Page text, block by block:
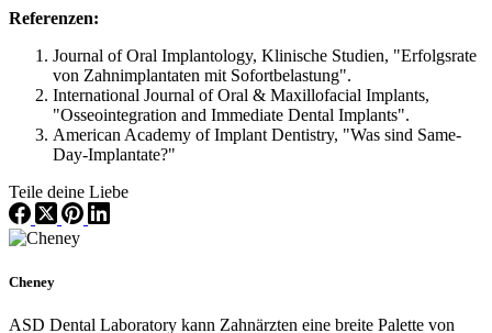
Referenzen:
Journal of Oral Implantology, Klinische Studien, "Erfolgsrate
von Zahnimplantaten mit Sofortbelastung".
International Journal of Oral & Maxillofacial Implants,
"Osseointegration and Immediate Dental Implants".
American Academy of Implant Dentistry, "Was sind Same-
Day-Implantate?"
Teile deine Liebe
Cheney
ASD Dental Laboratory kann Zahnärzten eine breite Palette von